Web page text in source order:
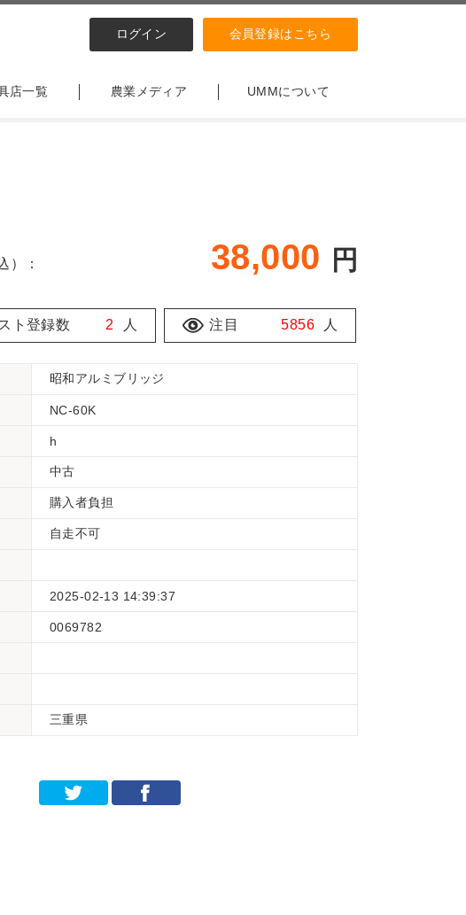
ログイン 会員登録はこちら
店一覧 農業メディア UMMについて
）： 38,000 円
ト登録数 2 人 注目 5856 人
昭和アルミブリッジ
NC-60K
h
中古
購入者負担
自走不可
2025-02-13 14:39:37
0069782
三重県